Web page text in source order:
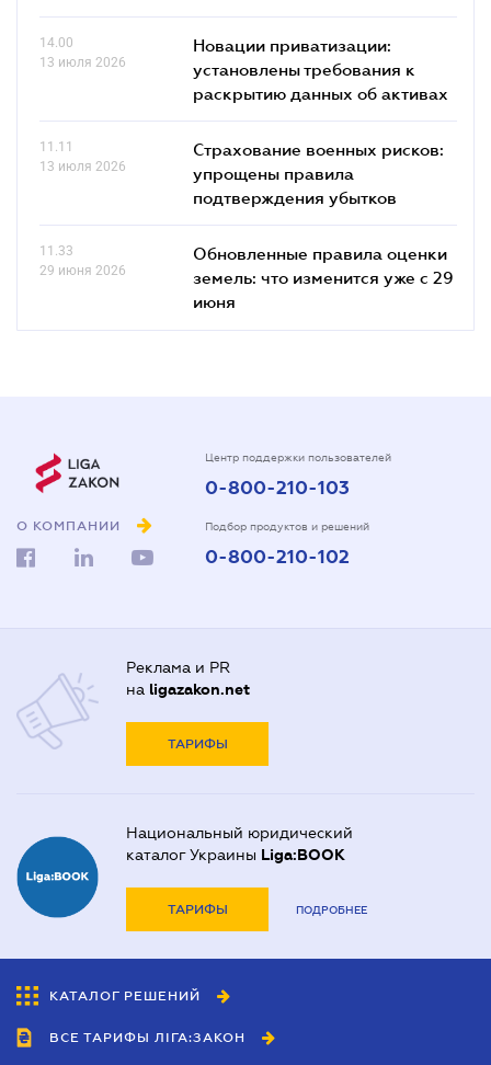
14.00
13 июля 2026
Новации приватизации:
установлены требования к
раскрытию данных об активах
11.11
13 июля 2026
Страхование военных рисков:
упрощены правила
подтверждения убытков
11.33
29 июня 2026
Обновленные правила оценки
земель: что изменится уже с 29
июня
О КОМПАНИИ
Центр поддержки пользователей
0-800-210-103
Подбор продуктов и решений
0-800-210-102
Реклама и PR
на ligazakon.net
ТАРИФЫ
Национальный юридический
каталог Украины Liga:BOOK
ТАРИФЫ ПОДРОБНЕЕ
КАТАЛОГ РЕШЕНИЙ
ВСЕ ТАРИФЫ ЛІГА:ЗАКОН